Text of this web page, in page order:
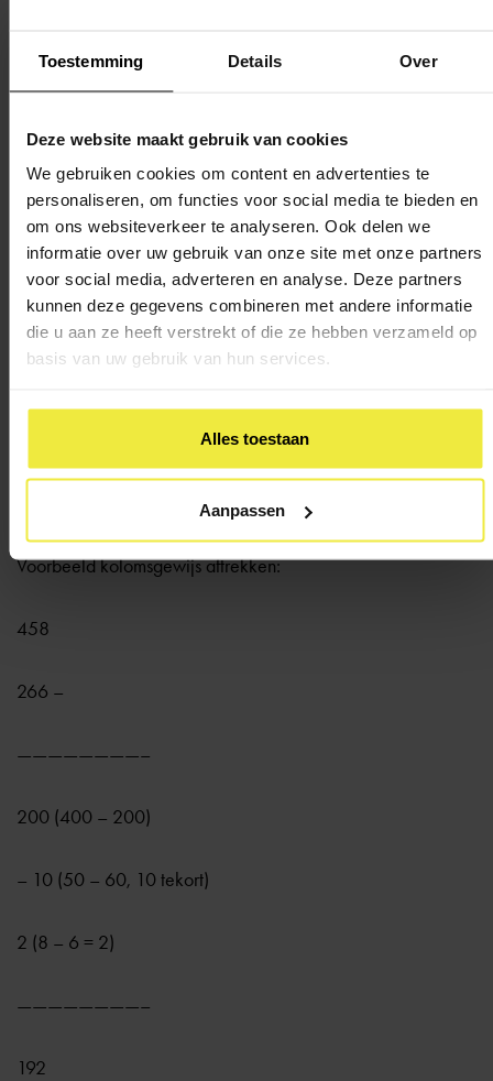
Toestemming Details Over
Deze website maakt gebruik van cookies
We gebruiken cookies om content en advertenties te
personaliseren, om functies voor social media te bieden en
om ons websiteverkeer te analyseren. Ook delen we
informatie over uw gebruik van onze site met onze partners
voor social media, adverteren en analyse. Deze partners
kunnen deze gegevens combineren met andere informatie
die u aan ze heeft verstrekt of die ze hebben verzameld op
basis van uw gebruik van hun services.
Alles toestaan
Aanpassen
groep 4 verder uit. Het kan per rekenmethode – en
leert. Hieronder staat een globaal overzicht van wat
SLO.
Getalbegrip
De getallen waarmee kinderen rekenen worden groter.
Kinderen leren optellen en aftrekken met getallen onder de
1000. Aan het einde van groep 5 komen vaak ook sommen
denkend aan 2 X 5 = 10. Daarnaast leren kinderen
kolomsgewijs optellen, aftrekken, vermenigvuldigen en
Voorbeeld kolomsgewijs aftrekken:
458
266 –
————————–
200 (400 – 200)
– 10 (50 – 60, 10 tekort)
2 (8 – 6 = 2)
————————–
192